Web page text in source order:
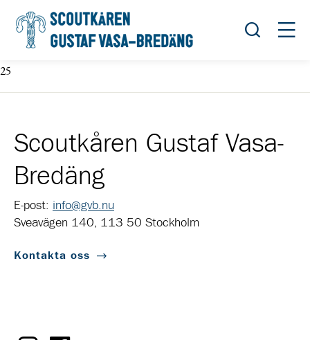
Öppna
25
Scoutkåren Gustaf Vasa-
Bredäng
E-post: info@gvb.nu
Sveavägen 140, 113 50 Stockholm
Kontakta oss